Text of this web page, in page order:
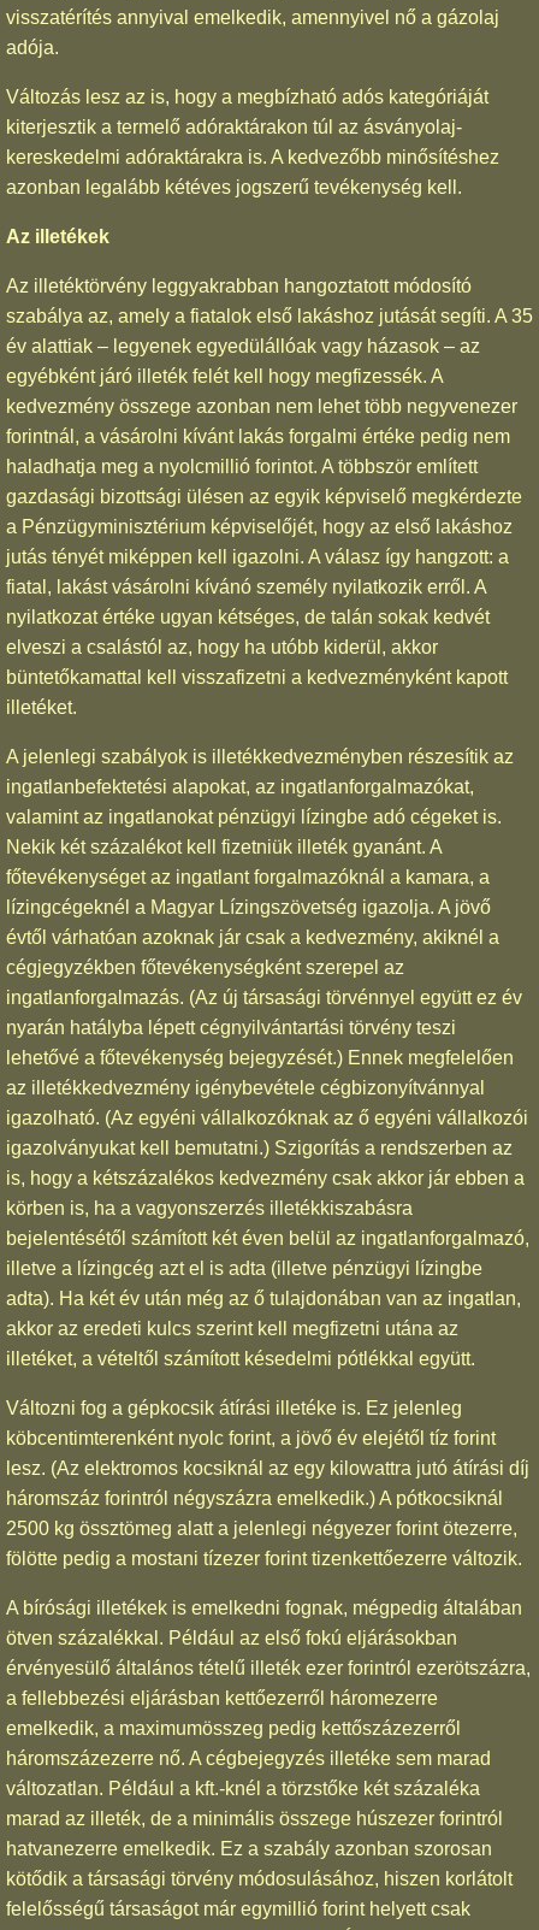
visszatérítés annyival emelkedik, amennyivel nő a gázolaj
adója.
Változás lesz az is, hogy a megbízható adós kategóriáját
kiterjesztik a termelő adóraktárakon túl az ásványolaj-
kereskedelmi adóraktárakra is. A kedvezőbb minősítéshez
azonban legalább kétéves jogszerű tevékenység kell.
Az illetékek
Az illetéktörvény leggyakrabban hangoztatott módosító
szabálya az, amely a fiatalok első lakáshoz jutását segíti. A 35
év alattiak – legyenek egyedülállóak vagy házasok – az
egyébként járó illeték felét kell hogy megfizessék. A
kedvezmény összege azonban nem lehet több negyvenezer
forintnál, a vásárolni kívánt lakás forgalmi értéke pedig nem
haladhatja meg a nyolcmillió forintot. A többször említett
gazdasági bizottsági ülésen az egyik képviselő megkérdezte
a Pénzügyminisztérium képviselőjét, hogy az első lakáshoz
jutás tényét miképpen kell igazolni. A válasz így hangzott: a
fiatal, lakást vásárolni kívánó személy nyilatkozik erről. A
nyilatkozat értéke ugyan kétséges, de talán sokak kedvét
elveszi a csalástól az, hogy ha utóbb kiderül, akkor
büntetőkamattal kell visszafizetni a kedvezményként kapott
illetéket.
A jelenlegi szabályok is illetékkedvezményben részesítik az
ingatlanbefektetési alapokat, az ingatlanforgalmazókat,
valamint az ingatlanokat pénzügyi lízingbe adó cégeket is.
Nekik két százalékot kell fizetniük illeték gyanánt. A
főtevékenységet az ingatlant forgalmazóknál a kamara, a
lízingcégeknél a Magyar Lízingszövetség igazolja. A jövő
évtől várhatóan azoknak jár csak a kedvezmény, akiknél a
cégjegyzékben főtevékenységként szerepel az
ingatlanforgalmazás. (Az új társasági törvénnyel együtt ez év
nyarán hatályba lépett cégnyilvántartási törvény teszi
lehetővé a főtevékenység bejegyzését.) Ennek megfelelően
az illetékkedvezmény igénybevétele cégbizonyítvánnyal
igazolható. (Az egyéni vállalkozóknak az ő egyéni vállalkozói
igazolványukat kell bemutatni.) Szigorítás a rendszerben az
is, hogy a kétszázalékos kedvezmény csak akkor jár ebben a
körben is, ha a vagyonszerzés illetékkiszabásra
bejelentésétől számított két éven belül az ingatlanforgalmazó,
illetve a lízingcég azt el is adta (illetve pénzügyi lízingbe
adta). Ha két év után még az ő tulajdonában van az ingatlan,
akkor az eredeti kulcs szerint kell megfizetni utána az
illetéket, a vételtől számított késedelmi pótlékkal együtt.
Változni fog a gépkocsik átírási illetéke is. Ez jelenleg
köbcentimterenként nyolc forint, a jövő év elejétől tíz forint
lesz. (Az elektromos kocsiknál az egy kilowattra jutó átírási díj
háromszáz forintról négyszázra emelkedik.) A pótkocsiknál
2500 kg össztömeg alatt a jelenlegi négyezer forint ötezerre,
fölötte pedig a mostani tízezer forint tizenkettőezerre változik.
A bírósági illetékek is emelkedni fognak, mégpedig általában
ötven százalékkal. Például az első fokú eljárásokban
érvényesülő általános tételű illeték ezer forintról ezerötszázra,
a fellebbezési eljárásban kettőezerről háromezerre
emelkedik, a maximumösszeg pedig kettőszázezerről
háromszázezerre nő. A cégbejegyzés illetéke sem marad
változatlan. Például a kft.-knél a törzstőke két százaléka
marad az illeték, de a minimális összege húszezer forintról
hatvanezerre emelkedik. Ez a szabály azonban szorosan
kötődik a társasági törvény módosulásához, hiszen korlátolt
felelősségű társaságot már egymillió forint helyett csak